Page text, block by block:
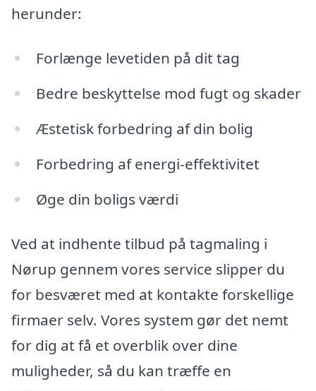
herunder:
Forlænge levetiden på dit tag
Bedre beskyttelse mod fugt og skader
Æstetisk forbedring af din bolig
Forbedring af energi-effektivitet
Øge din boligs værdi
Ved at indhente tilbud på tagmaling i
Nørup gennem vores service slipper du
for besværet med at kontakte forskellige
firmaer selv. Vores system gør det nemt
for dig at få et overblik over dine
muligheder, så du kan træffe en